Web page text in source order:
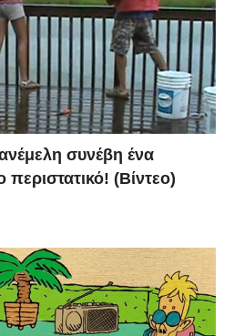
συνέβη ένα
(Βίντεο)